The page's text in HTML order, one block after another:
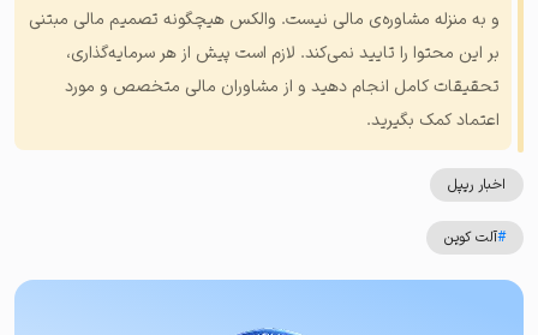
و به منزله مشاوره‌ی مالی نیست. والکس هیچگونه تصمیم مالی مبتنی
بر این محتوا را تایید نمی‌کند. لازم است پیش از هر سرمایه‌گذاری،
تحقیقات کامل انجام دهید و از مشاوران مالی متخصص و مورد
اعتماد کمک بگیرید.
اخبار ریپل
#آلت کوین